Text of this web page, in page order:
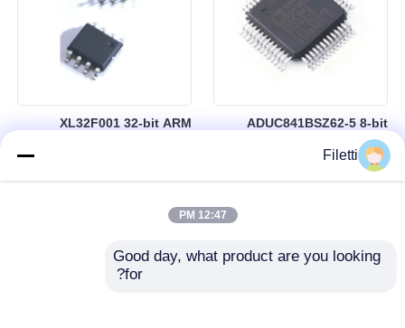
XL32F001 32-bit ARM
24Kbytes Flash and
ADUC841BSZ62-5 8-bit
Microcontroller MCU
Microconverter with 20 MHz
Clock Frequency 34 I/O and
Filetti
12:47 PM
Good day, what product are you looking
for?